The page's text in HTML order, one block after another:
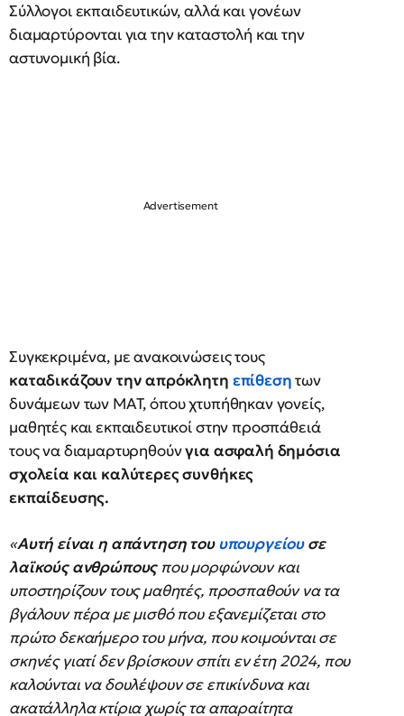
Σύλλογοι εκπαιδευτικών, αλλά και γονέων
διαμαρτύρονται για την καταστολή και την
αστυνομική βία.
Συγκεκριμένα, με ανακοινώσεις τους
καταδικάζουν την απρόκλητη επίθεσητων
δυνάμεων των ΜΑΤ, όπου χτυπήθηκαν γονείς,
μαθητές και εκπαιδευτικοί στην προσπάθειά
τους να διαμαρτυρηθούνγια ασφαλή δημόσια
σχολεία και καλύτερες συνθήκες
εκπαίδευσης.
«Αυτή είναι η απάντηση τουυπουργείουσε
λαϊκούς ανθρώπουςπου μορφώνουν και
υποστηρίζουν τους μαθητές, προσπαθούν να τα
βγάλουν πέρα με μισθό που εξανεμίζεται στο
πρώτο δεκαήμερο του μήνα, που κοιμούνται σε
σκηνές γιατί δεν βρίσκουν σπίτι εν έτη 2024, που
καλούνται να δουλέψουν σε επικίνδυνα και
ακατάλληλα κτίρια χωρίς τα απαραίτητα